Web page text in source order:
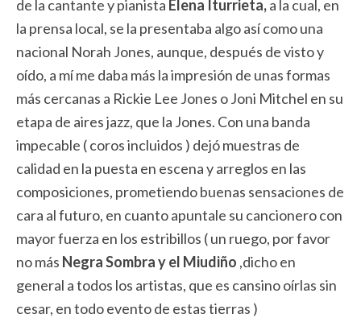
de la cantante y pianista Elena Iturrieta,a la cual, en
la prensa local, se la presentaba algo así como una
nacional Norah Jones, aunque, después de visto y
oído, a mí me daba más la impresión de unas formas
más cercanas a Rickie Lee Jones o Joni Mitchel en su
etapa de aires jazz, que la Jones. Con una banda
impecable ( coros incluidos ) dejó muestras de
calidad en la puesta en escena y arreglos en las
composiciones, prometiendo buenas sensaciones de
cara al futuro, en cuanto apuntale su cancionero con
mayor fuerza en los estribillos ( un ruego, por favor
no más Negra Sombra y el Miudiño ,dicho en
general a todos los artistas, que es cansino oírlas sin
cesar, en todo evento de estas tierras )